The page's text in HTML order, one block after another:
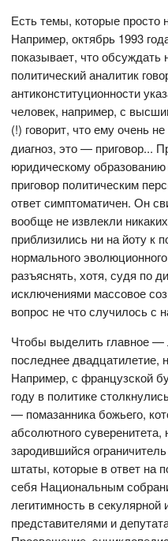
Есть темы, которые просто
Например, октябрь 1993
показывает, что обсуждать
политический аналитик
антиконституционности
человек, например, с
(!) говорит, что ему очень
диагноз, это — приговор...
юридическому
приговор политическим
ответ симптоматичен. Он
вообще не извлекли
приблизились ни на йоту к
нормального
разъяснять, хотя, судя по
исключениями массовое
вопрос не что случилось с
Чтобы выделить главное —
последнее двадцатилетие,
Например, с французской
году в политике
— помазанника божьего,
абсолютного суверенитета,
зародившийся
штаты, которые в ответ на
себя Национальным
легитимность в секулярной
представителями и